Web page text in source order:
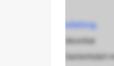
Indeling
Inkomhal
Gastentoilet